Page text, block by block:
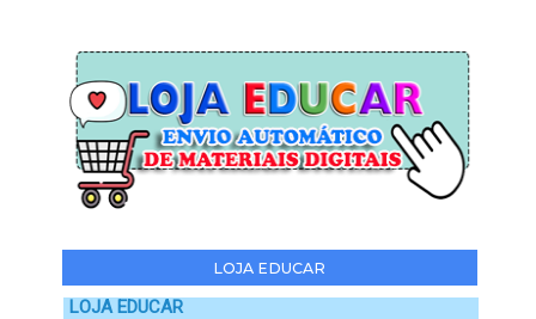
LOJA EDUCAR
LOJA EDUCAR